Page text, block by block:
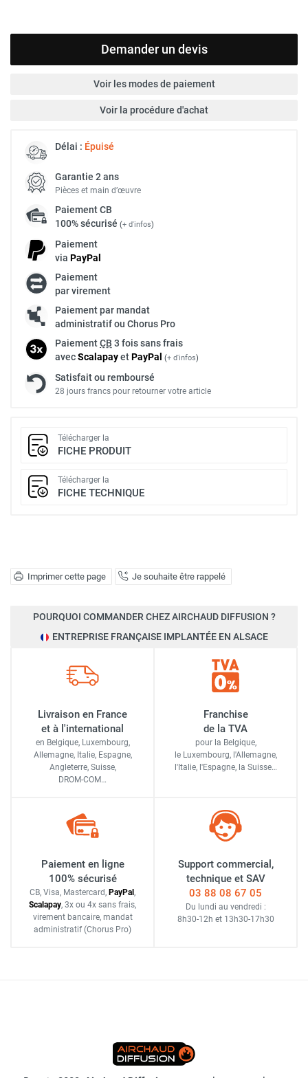
Imprimer cette page Je souhaite être rappelé
Demander un devis
Voir les modes de paiement
Voir la procédure d'achat
Délai : Épuisé
Garantie 2 ans
Pièces et main d’œuvre
PaiementCB
100% sécurisé (+ d'infos)
Paiement
via PayPal
Paiement
par virement
Paiement par mandat
administratif ou Chorus Pro
PaiementCB 3 fois sans frais
avecScalapayetPayPal (+ d'infos)
Satisfait ou remboursé
28 jours francs pour retourner votre article
Télécharger la
FICHE PRODUIT
Télécharger la
FICHE TECHNIQUE
POURQUOI COMMANDER CHEZ AIRCHAUD DIFFUSION ?
ENTREPRISE FRANÇAISE IMPLANTÉE EN ALSACE
Livraison en France
et à l'international
en Belgique, Luxembourg,
Allemagne, Italie, Espagne,
Angleterre, Suisse,
DROM-COM…
Franchise
de la TVA
pour la Belgique,
le Luxembourg, l'Allemagne,
l'Italie, l'Espagne, la Suisse…
Paiement en ligne
100% sécurisé
CB, Visa, Mastercard, PayPal ,
Scalapay, 3x ou 4x sans frais,
virement bancaire, mandat
administratif (Chorus Pro)
Support commercial,
technique et SAV
03 88 08 67 05
Du lundi au vendredi :
8h30-12h et 13h30-17h30